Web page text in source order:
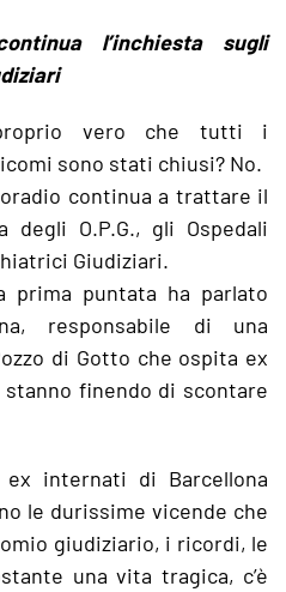
l’inchiesta sugli
vero che tutti i
sono stati chiusi? No.
continua a trattare il
degli O.P.G., gli Ospedali
Giudiziari.
prima puntata ha parlato
responsabile di una
di Gotto che ospita ex
finendo di scontare
internati di Barcellona
le durissime vicende che
giudiziario, i ricordi, le
una vita tragica, c’è